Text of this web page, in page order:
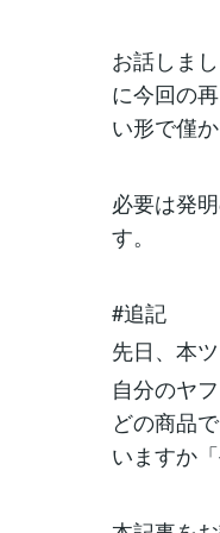
お話しま
に今回の
い形で僅
必要は発
す。
#追記
先日、本
自分のヤ
どの商品
いますか